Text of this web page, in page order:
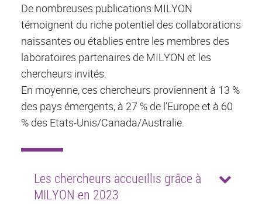
De nombreuses publications MILYON
témoignent du riche potentiel des collaborations
naissantes ou établies entre les membres des
laboratoires partenaires de MILYON et les
chercheurs invités.
En moyenne, ces chercheurs proviennent à 13 %
des pays émergents, à 27 % de l’Europe et à 60
% des Etats-Unis/Canada/Australie.
Les chercheurs accueillis grâce à
MILYON en 2023